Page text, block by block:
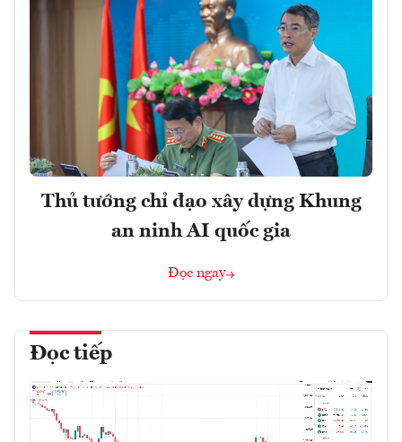
Thủ tướng chỉ đạo xây dựng Khung
an ninh AI quốc gia
Đọc ngay
Đọc tiếp